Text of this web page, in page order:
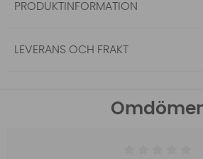
PRODUKTINFORMATION
LEVERANS OCH FRAKT